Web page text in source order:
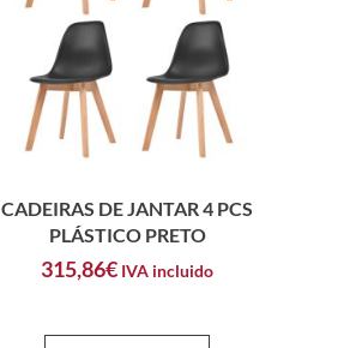
CADEIRAS DE JANTAR 4 PCS
PLÁSTICO PRETO
315,86€ IVA incluido